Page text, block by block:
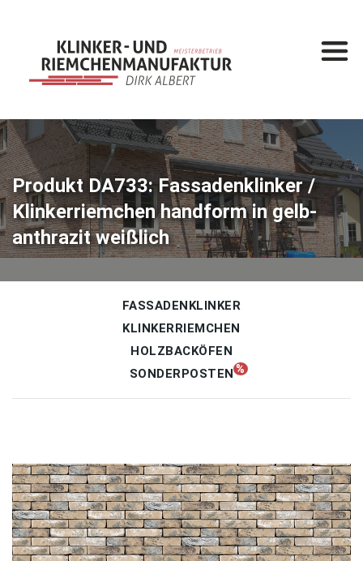
Produkt DA733: Fassadenklinker /
Klinkerriemchen handform in gelb-
anthrazit weißlich
FASSADENKLINKER
KLINKERRIEMCHEN
HOLZBACKÖFEN
SONDERPOSTEN
Startseite
Leistungen
Klinkermanufaktur
Klinkerbau
Produkte
Fassadenklinker
Holzbacköfen
Gesamtkatalog
Sonderposten%
Unternehmen